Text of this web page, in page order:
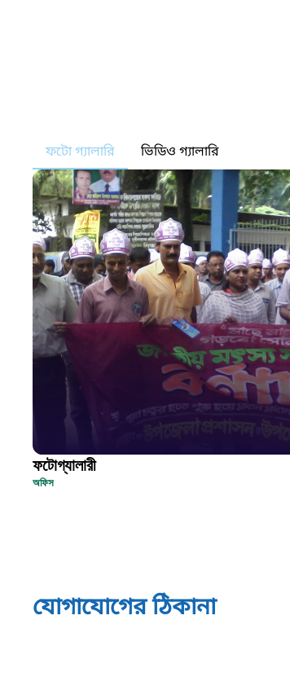
ফটো গ্যালারি ভিডিও গ্যালারি
ফটোগ্যালারী
অফিস
যোগাযোগের ঠিকানা